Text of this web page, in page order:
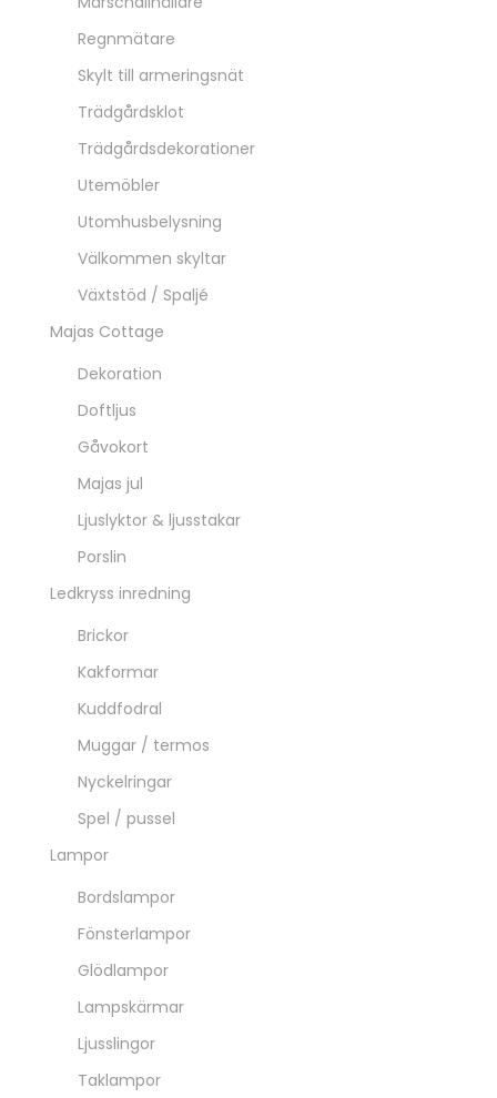
Regnmätare
Skylt till armeringsnät
Trädgårdsklot
Trädgårdsdekorationer
Utemöbler
Utomhusbelysning
Välkommen skyltar
Växtstöd / Spaljé
Majas Cottage
Dekoration
Doftljus
Gåvokort
Majas jul
Ljuslyktor & ljusstakar
Porslin
Ledkryss inredning
Brickor
Kakformar
Kuddfodral
Muggar / termos
Nyckelringar
Spel / pussel
Lampor
Bordslampor
Fönsterlampor
Glödlampor
Lampskärmar
Ljusslingor
Taklampor